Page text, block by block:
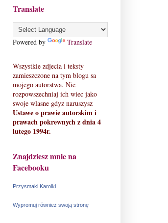
Translate
Powered by Translate
Wszystkie zdjecia i teksty
zamieszczone na tym blogu sa
mojego autorstwa. Nie
rozpowszechniaj ich wiec jako
swoje wlasne gdyz naruszysz
Ustawe o prawie autorskim i
prawach pokrewnych z dnia 4
lutego 1994r.
Znajdziesz mnie na
Facebooku
Przysmaki Karolki
Wypromuj również swoją stronę